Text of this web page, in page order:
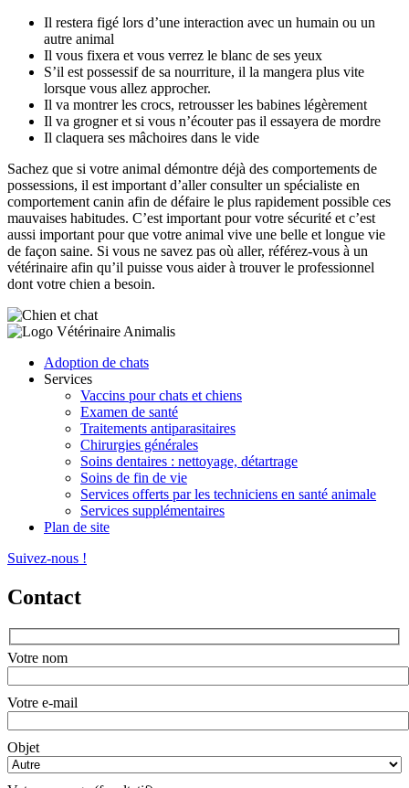
Il restera figé lors d’une interaction avec un humain ou un
autre animal
Il vous fixera et vous verrez le blanc de ses yeux
S’il est possessif de sa nourriture, il la mangera plus vite
lorsque vous allez approcher.
Il va montrer les crocs, retrousser les babines légèrement
Il va grogner et si vous n’écouter pas il essayera de mordre
Il claquera ses mâchoires dans le vide
Sachez que si votre animal démontre déjà des comportements de
possessions, il est important d’aller consulter un spécialiste en
comportement canin afin de défaire le plus rapidement possible ces
mauvaises habitudes. C’est important pour votre sécurité et c’est
aussi important pour que votre animal vive une belle et longue vie
de façon saine. Si vous ne savez pas où aller, référez-vous à un
vétérinaire afin qu’il puisse vous aider à trouver le professionnel
dont votre chien a besoin.
Adoption de chats
Services
Vaccins pour chats et chiens
Examen de santé
Traitements antiparasitaires
Chirurgies générales
Soins dentaires : nettoyage, détartrage
Soins de fin de vie
Services offerts par les techniciens en santé animale
Services supplémentaires
Plan de site
Suivez-nous !
Contact
Votre nom
Votre e-mail
Objet